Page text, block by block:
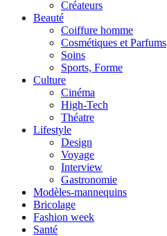
Créateurs
Beauté
Coiffure homme
Cosmétiques et Parfums
Soins
Sports, Forme
Culture
Cinéma
High-Tech
Théatre
Lifestyle
Design
Voyage
Interview
Gastronomie
Modèles-mannequins
Bricolage
Fashion week
Santé